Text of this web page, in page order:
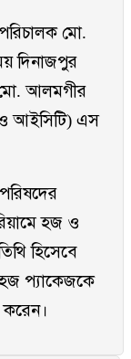
মো.
দিনাজপুর
মো. আলমগীর
ও আইসিটি) এস
হজ ও
হিসেবে
প্যাকেজকে
করেন।